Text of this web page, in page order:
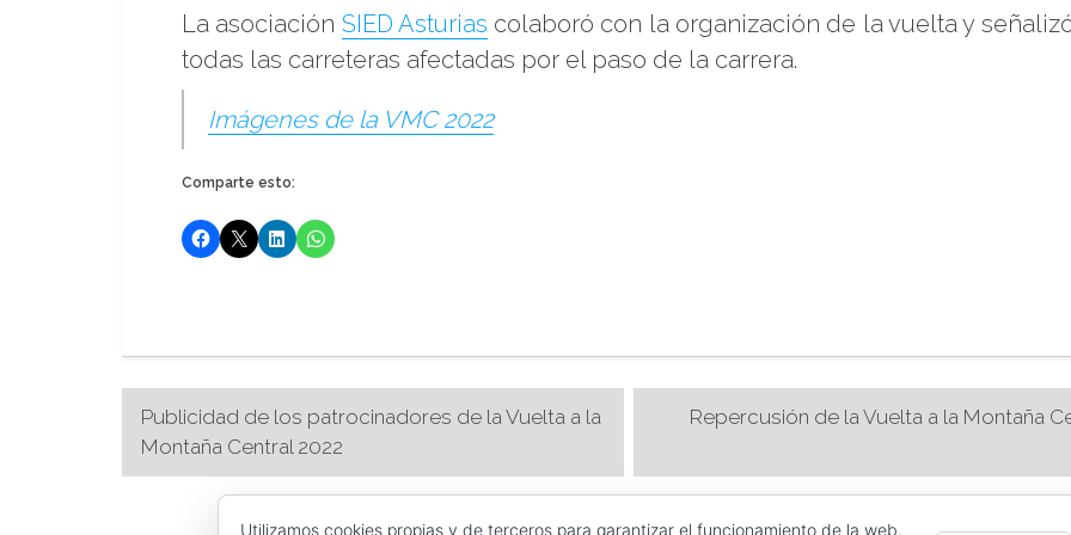
La asociación SIED Asturias colaboró con la organización de la vuelta y
todas las carreteras afectadas por el paso de la carrera.
Imágenes de la VMC 2022
Comparte esto:
Navegación
de
Publicidad de los patrocinadores de la Vuelta a la
Montaña Central 2022
Repercusión de la Vuelta a la Montaña
Utilizamos cookies propias y de terceros para garantizar el funcionamiento de la web,